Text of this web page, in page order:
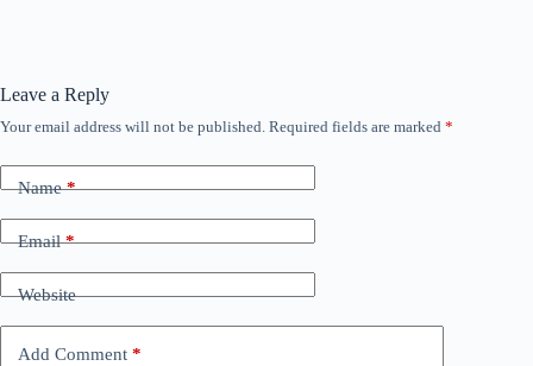
Leave a Reply
Your email address will not be published. Required fields are marked *
Name*
Email*
Website
Add Comment *